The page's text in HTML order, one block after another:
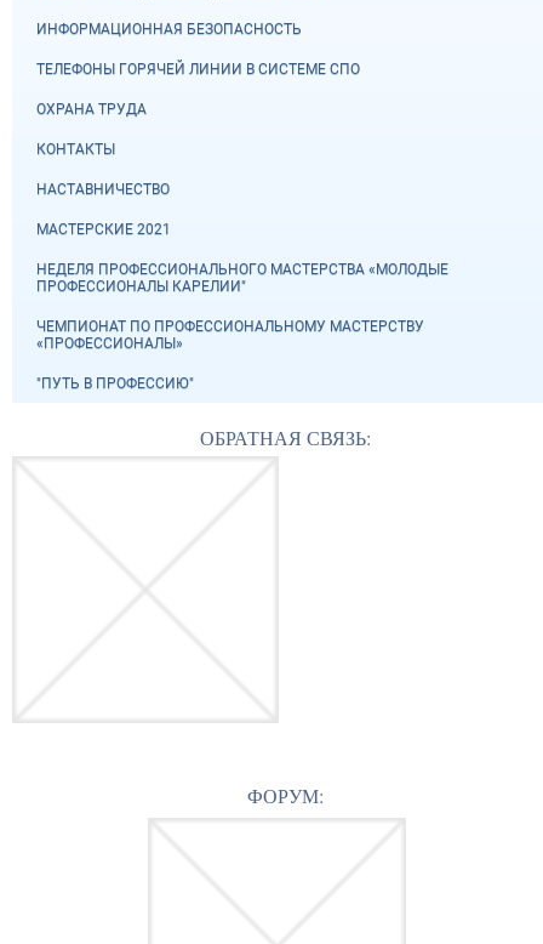
ИНФОРМАЦИОННАЯ БЕЗОПАСНОСТЬ
ТЕЛЕФОНЫ ГОРЯЧЕЙ ЛИНИИ В СИСТЕМЕ СПО
ОХРАНА ТРУДА
КОНТАКТЫ
НАСТАВНИЧЕСТВО
МАСТЕРСКИЕ 2021
НЕДЕЛЯ ПРОФЕССИОНАЛЬНОГО МАСТЕРСТВА «МОЛОДЫЕ
ПРОФЕССИОНАЛЫ КАРЕЛИИ"
ЧЕМПИОНАТ ПО ПРОФЕССИОНАЛЬНОМУ МАСТЕРСТВУ
«ПРОФЕССИОНАЛЫ»
"ПУТЬ В ПРОФЕССИЮ"
ОБРАТНАЯ СВЯЗЬ:
ФОРУМ: